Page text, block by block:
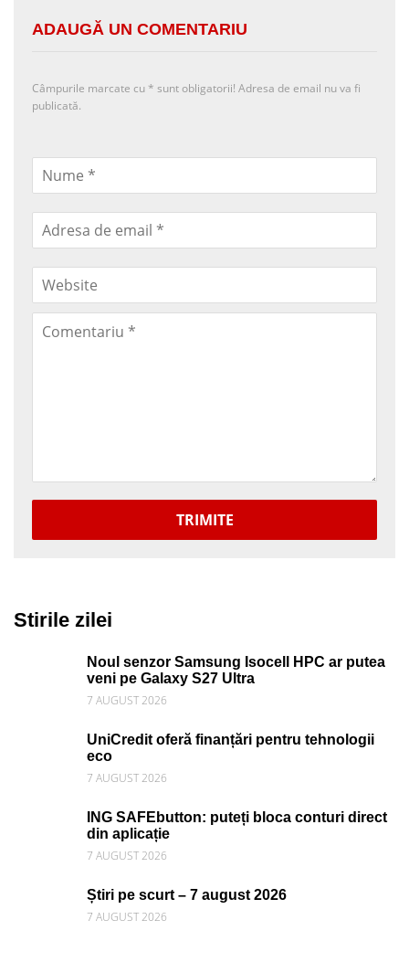
ADAUGĂ UN COMENTARIU
Câmpurile marcate cu * sunt obligatorii! Adresa de email nu va fi
publicată.
TRIMITE
Stirile zilei
Noul senzor Samsung Isocell HPC ar putea
veni pe Galaxy S27 Ultra
7 AUGUST 2026
UniCredit oferă finanțări pentru tehnologii
eco
7 AUGUST 2026
ING SAFEbutton: puteți bloca conturi direct
din aplicație
7 AUGUST 2026
Știri pe scurt – 7 august 2026
7 AUGUST 2026